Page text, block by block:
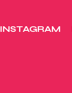
INSTAGRAM